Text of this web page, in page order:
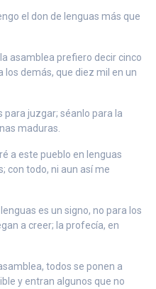
el don de lenguas más que
asamblea prefiero decir cinco
los demás, que diez mil en un
para juzgar; séanlo para la
maduras.
a este pueblo en lenguas
con todo, ni aun así me
es un signo, no para los
a creer; la profecía, en
todos se ponen a
y entran algunos que no